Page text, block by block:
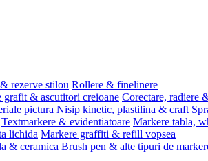
rezerve stilou Rollere & finelinere
grafit & ascutitori creioane Corectare, radiere
pictura Nisip kinetic, plastilina & craft
Textmarkere & evidentiatoare Markere tabla,
lichida Markere graffiti & refill vopsea
& ceramica Brush pen & alte tipuri de